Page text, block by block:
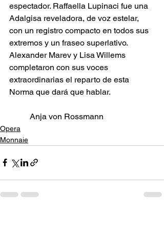
espectador. Raffaella Lupinaci fue una
Adalgisa reveladora, de voz estelar,
con un registro compacto en todos sus
extremos y un fraseo superlativo.
Alexander Marev y Lisa Willems
completaron con sus voces
extraordinarias el reparto de esta
Norma que dará que hablar.
Anja von Rossmann
Opera
Monnaie